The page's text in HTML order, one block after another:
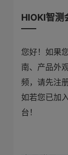
HIOKI智测
您好！如果
南、产品外
频，请先注
如若您已加
台！